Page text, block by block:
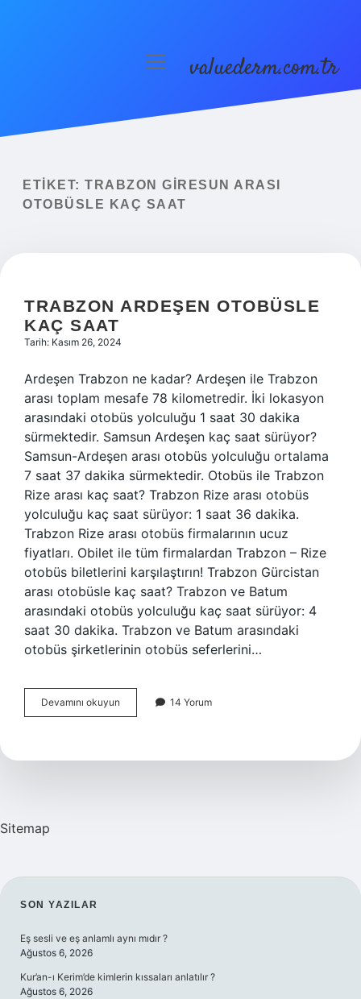
Yasal Uyarı
menüyüvaluederm.com.tr
ETIKET: TRABZON GIRESUN ARASI
OTOBÜSLE KAÇ SAAT
TRABZON ARDEŞEN OTOBÜSLE
KAÇ SAAT
Tarih: Kasım 26, 2024
Ardeşen Trabzon ne kadar? Ardeşen ile Trabzon
arası toplam mesafe 78 kilometredir. İki lokasyon
arasındaki otobüs yolculuğu 1 saat 30 dakika
sürmektedir. Samsun Ardeşen kaç saat sürüyor?
Samsun-Ardeşen arası otobüs yolculuğu ortalama
7 saat 37 dakika sürmektedir. Otobüs ile Trabzon
Rize arası kaç saat? Trabzon Rize arası otobüs
yolculuğu kaç saat sürüyor: 1 saat 36 dakika.
Trabzon Rize arası otobüs firmalarının ucuz
fiyatları. Obilet ile tüm firmalardan Trabzon – Rize
otobüs biletlerini karşılaştırın! Trabzon Gürcistan
arası otobüsle kaç saat? Trabzon ve Batum
arasındaki otobüs yolculuğu kaç saat sürüyor: 4
saat 30 dakika. Trabzon ve Batum arasındaki
otobüs şirketlerinin otobüs seferlerini…
Devamını okuyun Trabzon
Ardeşen
Saat
14 Yorum
Sitemap
SIDEBAR
SON YAZILAR
Eş sesli ve eş anlamlı aynı mıdır ?
Ağustos 6, 2026
Kur’an-ı Kerim’de kimlerin kıssaları anlatılır ?
Ağustos 6, 2026